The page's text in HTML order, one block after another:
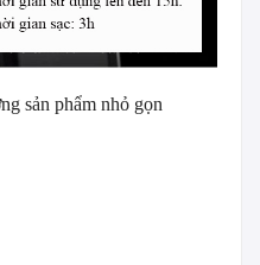
sản phẩm nhỏ gọn